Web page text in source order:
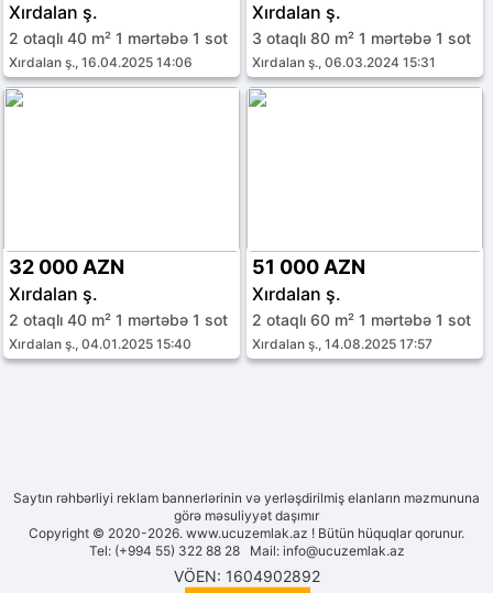
Xırdalan ş.
2 otaqlı 40 m² 1 mərtəbə 1 sot
Xırdalan ş., 16.04.2025 14:06
Xırdalan ş.
3 otaqlı 80 m² 1 mərtəbə 1 sot
Xırdalan ş., 06.03.2024 15:31
32 000 AZN
Xırdalan ş.
2 otaqlı 40 m² 1 mərtəbə 1 sot
Xırdalan ş., 04.01.2025 15:40
51 000 AZN
Xırdalan ş.
2 otaqlı 60 m² 1 mərtəbə 1 sot
Xırdalan ş., 14.08.2025 17:57
Saytın rəhbərliyi reklam bannerlərinin və yerləşdirilmiş elanların məzmununa
görə məsuliyyət daşımır
Copyright © 2020-2026. www.ucuzemlak.az ! Bütün hüquqlar qorunur.
Tel: (+994 55) 322 88 28 Mail: info@ucuzemlak.az
VÖEN: 1604902892